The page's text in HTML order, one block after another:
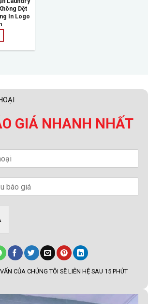
Dệt
In Logo
GIÁ NHANH NHẤT
CỦA CHÚNG TÔI SẼ LIÊN HỆ SAU 15 PHÚT